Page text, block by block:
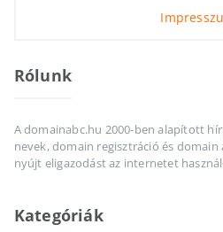
Rólunk
A domainabc.hu 2000-ben alapított
nevek, domain regisztráció és
nyújt eligazodást az internetet
Kategóriák